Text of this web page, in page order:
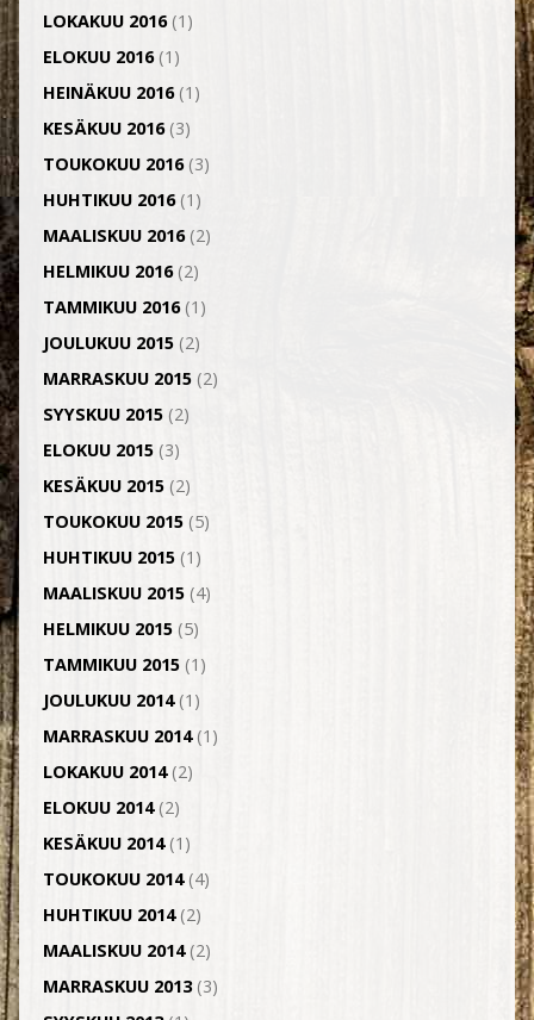
LOKAKUU 2016(1)
ELOKUU 2016(1)
HEINÄKUU 2016(1)
KESÄKUU 2016(3)
TOUKOKUU 2016(3)
HUHTIKUU 2016(1)
MAALISKUU 2016(2)
HELMIKUU 2016(2)
TAMMIKUU 2016(1)
JOULUKUU 2015(2)
MARRASKUU 2015(2)
SYYSKUU 2015(2)
ELOKUU 2015(3)
KESÄKUU 2015(2)
TOUKOKUU 2015(5)
HUHTIKUU 2015(1)
MAALISKUU 2015(4)
HELMIKUU 2015(5)
TAMMIKUU 2015(1)
JOULUKUU 2014(1)
MARRASKUU 2014(1)
LOKAKUU 2014(2)
ELOKUU 2014(2)
KESÄKUU 2014(1)
TOUKOKUU 2014(4)
HUHTIKUU 2014(2)
MAALISKUU 2014(2)
MARRASKUU 2013(3)